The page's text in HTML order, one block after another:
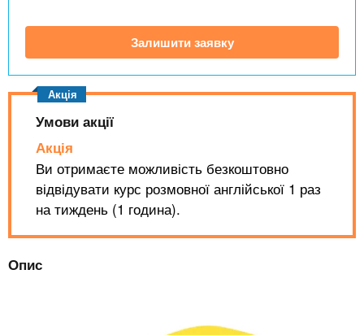
s
.
f
o
л
а
За кордоном
Залишити заявку
Умови акції
Акція
Ви отримаєте можливість безкоштовно
відвідувати курс розмовної англійської 1 раз
на тиждень (1 година).
Опис